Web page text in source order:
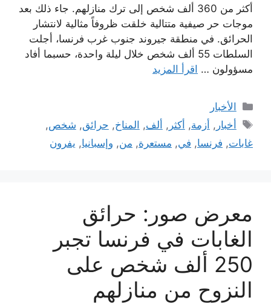
أكثر من 360 ألف شخص إلى ترك منازلهم. جاء ذلك بعد
موجات حر صيفية متتالية خلقت ظروفاً مثالية لانتشار
الحرائق. في منطقة جيروند جنوب غرب فرنسا، أجلت
السلطات 55 ألف شخص خلال ليلة واحدة، حسبما أفاد
مسؤولون … اقرأ المزيد
التصنيفات
الأخبار
الوسوم
أخبار , أزمة, أكثر , ألف, المناخ, حرائق, شخص,
غابات, فرنسا, في, مستعرة, من, وإسبانيا, يفرون
معرض صور: حرائق
الغابات في فرنسا تجبر
250 ألف شخص على
النزوح من منازلهم